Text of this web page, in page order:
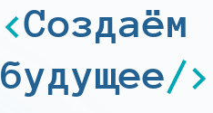
Создаём
будущее